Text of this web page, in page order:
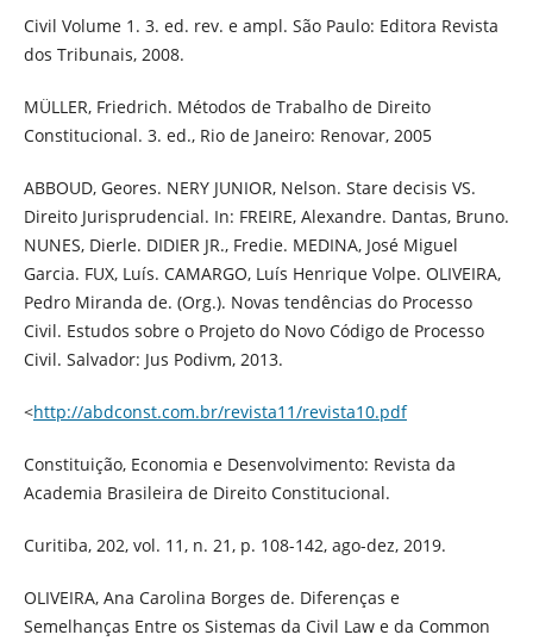
Civil Volume 1. 3. ed. rev. e ampl. São Paulo: Editora Revista
dos Tribunais, 2008.
MÜLLER, Friedrich. Métodos de Trabalho de Direito
Constitucional. 3. ed., Rio de Janeiro: Renovar, 2005
ABBOUD, Geores. NERY JUNIOR, Nelson. Stare decisis VS.
Direito Jurisprudencial. In: FREIRE, Alexandre. Dantas, Bruno.
NUNES, Dierle. DIDIER JR., Fredie. MEDINA, José Miguel
Garcia. FUX, Luís. CAMARGO, Luís Henrique Volpe. OLIVEIRA,
Pedro Miranda de. (Org.). Novas tendências do Processo
Civil. Estudos sobre o Projeto do Novo Código de Processo
Civil. Salvador: Jus Podivm, 2013.
<http://abdconst.com.br/revista11/revista10.pdf
Constituição, Economia e Desenvolvimento: Revista da
Academia Brasileira de Direito Constitucional.
Curitiba, 202, vol. 11, n. 21, p. 108-142, ago-dez, 2019.
OLIVEIRA, Ana Carolina Borges de. Diferenças e
Semelhanças Entre os Sistemas da Civil Law e da Common